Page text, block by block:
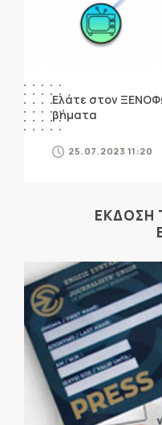
Ελάτε στον
βήματα
25.07.2023 11:20
ΕΚΔΟΣΗ